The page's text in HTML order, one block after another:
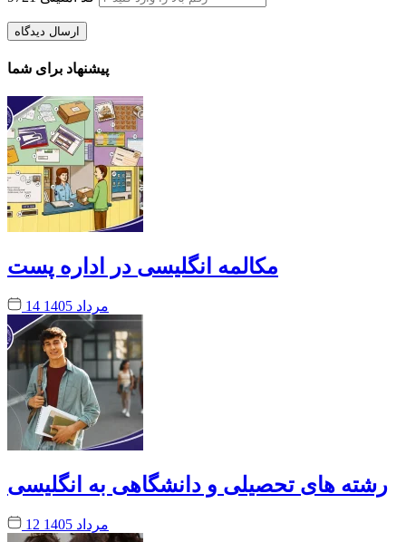
پیشنهاد برای شما
مکالمه انگلیسی در اداره پست
14 مرداد 1405
رشته های تحصیلی و دانشگاهی به انگلیسی
12 مرداد 1405